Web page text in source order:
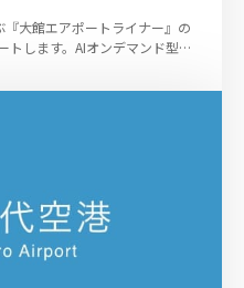
大館エアポートライナー』の
します。AIオンデマンド型シ